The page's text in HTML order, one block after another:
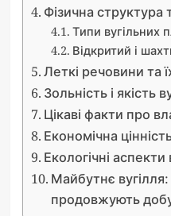
Фізична
Типи вугільних
Відкритий і
Леткі речовини та
Зольність і якість
Цікаві факти про
Економічна
Екологічні
Майбутнє
продовжують